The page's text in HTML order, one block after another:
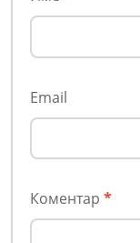
Email
Коментар *